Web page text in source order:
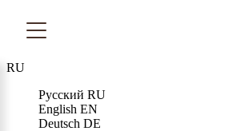
RU
Русский RU
English EN
Deutsch DE